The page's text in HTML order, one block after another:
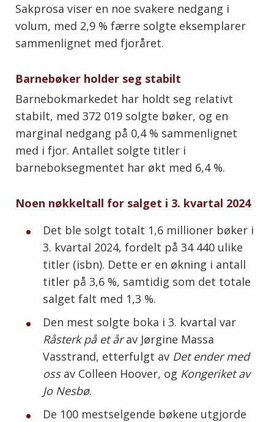
Sakprosa viser en noe svakere nedgang i
volum, med 2,9 % færre solgte eksemplarer
sammenlignet med fjoråret.
Barnebøker holder seg stabilt
Barnebokmarkedet har holdt seg relativt
stabilt, med 372 019 solgte bøker, og en
marginal nedgang på 0,4 % sammenlignet
med i fjor. Antallet solgte titler i
barneboksegmentet har økt med 6,4 %.
Noen nøkkeltall for salget i 3. kvartal 2024
Det ble solgt totalt 1,6 millioner bøker i
3. kvartal 2024, fordelt på 34 440 ulike
titler (isbn). Dette er en økning i antall
titler på 3,6 %, samtidig som det totale
salget falt med 1,3 %.
Den mest solgte boka i 3. kvartal var
Råsterk på et årav Jørgine Massa
Vasstrand, etterfulgt av Det ender med
ossav Colleen Hoover, og Kongeriket av
Jo Nesbø.
De 100 mestselgende bøkene utgjorde